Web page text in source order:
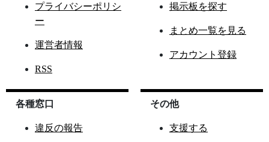
プライバシーポリシ
ー
運営者情報
RSS
掲示板を探す
まとめ一覧を見る
アカウント登録
各種窓口
違反の報告
その他
支援する